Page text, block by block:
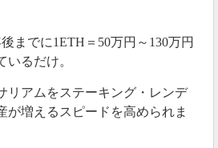
までに1ETH＝50万円～130万円
いるだけ。
リアムをステーキング・レンデ
が増えるスピードを高められま